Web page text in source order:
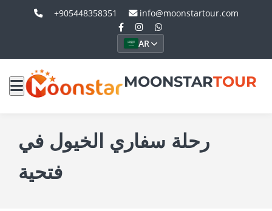
+905448358351 info@moonstartour.com
AR
MOONSTARTOUR
رحلة سفاري الخيول في
فتحية